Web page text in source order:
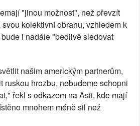
"jinou možnost", než převzít
kolektivní obranu, vzhledem k
i nadále "bedlivě sledovat
našim americkým partnerům,
ruskou hrozbu, nebudeme schopni
řekl s odkazem na Asii, kde mají
mnohem méně sil než